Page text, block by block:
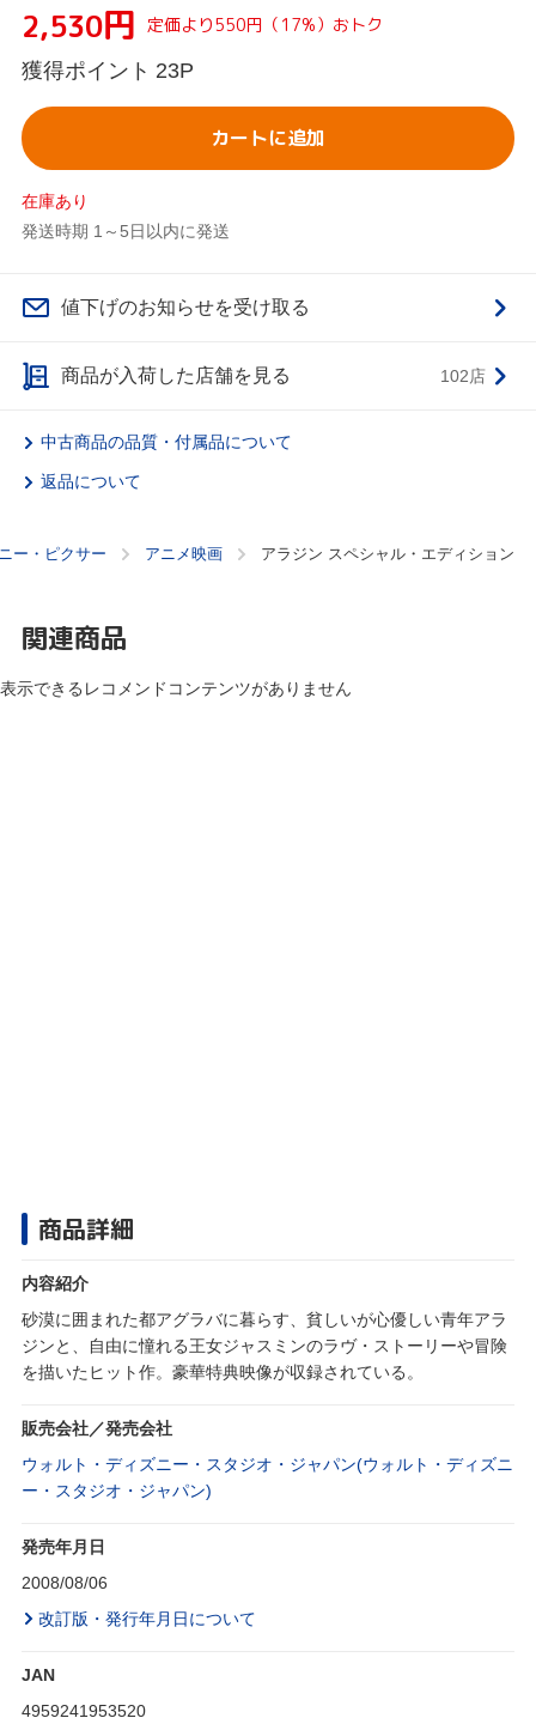
2,530円 定価より550円（17%）おトク
獲得ポイント 23P
カートに追加
在庫あり
発送時期 1～5日以内に発送
値下げのお知らせを受け取る
商品が入荷した店舗を見る 102店
中古商品の品質・付属品について
返品について
ー・ピクサー アニメ映画 アラジン スペシャル・エディション
関連商品
表示できるレコメンドコンテンツがありません
商品詳細
内容紹介
砂漠に囲まれた都アグラバに暮らす、貧しいが心優しい青年アラ
ジンと、自由に憧れる王女ジャスミンのラヴ・ストーリーや冒険
を描いたヒット作。豪華特典映像が収録されている。
販売会社／発売会社
ウォルト・ディズニー・スタジオ・ジャパン(ウォルト・ディズニ
ー・スタジオ・ジャパン)
発売年月日
2008/08/06
改訂版・発行年月日について
JAN
4959241953520